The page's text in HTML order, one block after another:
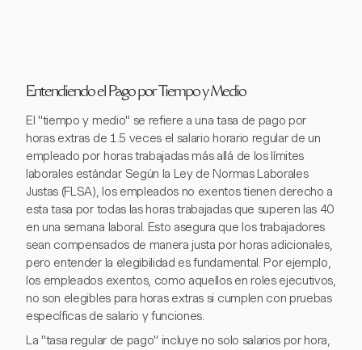
Entendiendo el Pago por Tiempo y Medio
El "tiempo y medio" se refiere a una tasa de pago por
horas extras de 1.5 veces el salario horario regular de un
empleado por horas trabajadas más allá de los límites
laborales estándar. Según la Ley de Normas Laborales
Justas (FLSA), los empleados no exentos tienen derecho a
esta tasa por todas las horas trabajadas que superen las 40
en una semana laboral. Esto asegura que los trabajadores
sean compensados de manera justa por horas adicionales,
pero entender la elegibilidad es fundamental. Por ejemplo,
los empleados exentos, como aquellos en roles ejecutivos,
no son elegibles para horas extras si cumplen con pruebas
específicas de salario y funciones.
La "tasa regular de pago" incluye no solo salarios por hora,